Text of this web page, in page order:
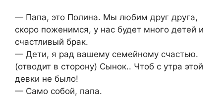
— Папа, это Полина. Мы любим друг друга,
скоро поженимся, у нас будет много детей и
счастливый брак.
— Дети, я рад вашему семейному счастью.
(отводит в сторону) Сынок.. Чтоб с утра этой
девки не было!
— Само собой, папа.